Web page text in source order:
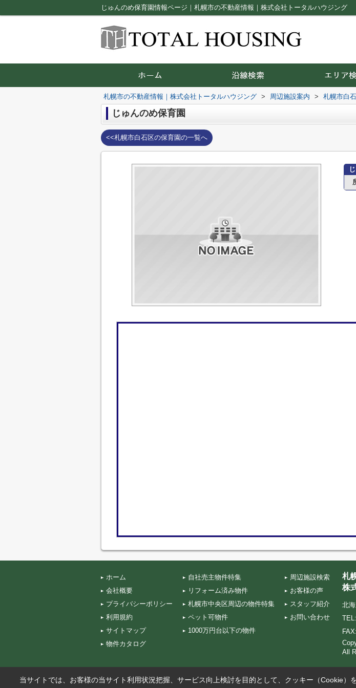
じゅんのめ保育園情報ページ｜札幌市の不動産情報｜株式会社トータルハウジング
札幌市の不動産情報｜株式会社トータルハウジング > 周辺施設案内 > 札幌市白
じゅんのめ保育園
<<札幌市白石区の保育園の一覧へ
ホーム
会社概要
プライバシーポリシー
利用規約
サイトマップ
物件カタログ
自社売主物件特集
リフォーム済み物件
札幌市中央区周辺の物件特集
ペット可物件
1000万円台以下の物件
周辺施設検索
お客様の声
スタッフ紹介
お問い合わせ
札
株
北
All
当サイトでは、お客様の当サイト利用状況把握、サービス向上検討を目的として、クッキー（Cookie）